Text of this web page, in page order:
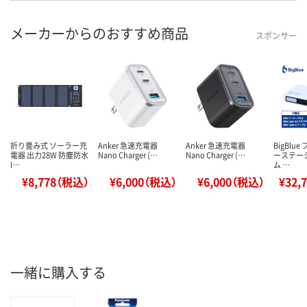
メーカーからのおすすめ商品 スポンサー
折り畳み式 ソーラー充
電器 出力28W 防塵防水
I…
¥8,778（税込）
Anker 急速充電器
Nano Charger (…
¥6,000（税込）
Anker 急速充電器
Nano Charger (…
¥6,000（税込）
BigBlue
ーステー
ム …
一緒に購入する